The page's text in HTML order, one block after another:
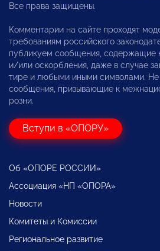
Все права защищены.
Комментарии на сайте проходят
требованиям российского
публикуем сообщения, содержащие
и/или оскорбления, даже в случае
тире и любыми иными символами. Не
сообщения, призывающие к
розни.
Вступи в «ОПОРУ»
Об «ОПОРЕ РОССИИ»
Ассоциация «НП «ОПОРА»
Новости
Комитеты и Комиссии
Региональное развитие